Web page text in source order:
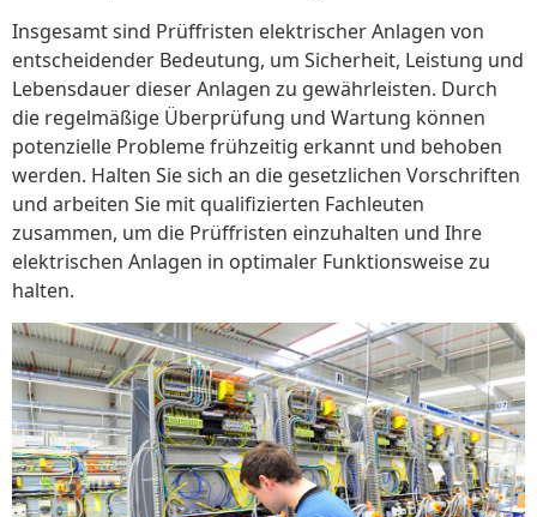
Insgesamt sind Prüffristen elektrischer Anlagen von
entscheidender Bedeutung, um Sicherheit, Leistung und
Lebensdauer dieser Anlagen zu gewährleisten. Durch
die regelmäßige Überprüfung und Wartung können
potenzielle Probleme frühzeitig erkannt und behoben
werden. Halten Sie sich an die gesetzlichen Vorschriften
und arbeiten Sie mit qualifizierten Fachleuten
zusammen, um die Prüffristen einzuhalten und Ihre
elektrischen Anlagen in optimaler Funktionsweise zu
halten.